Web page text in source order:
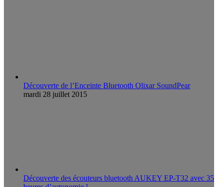
Découverte de l’Enceinte Bluetooth Olixar SoundPear
mardi 28 juillet 2015
Découverte des écouteurs bluetooth AUKEY EP-T32 avec 35